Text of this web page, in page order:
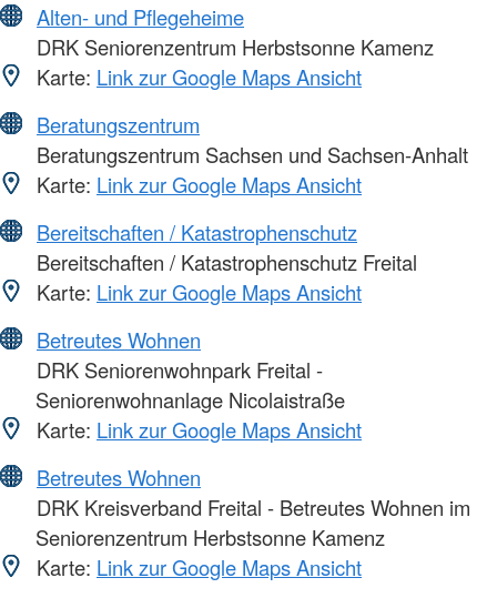
Alten- und Pflegeheime
DRK Seniorenzentrum Herbstsonne Kamenz
Karte: Link zur Google Maps Ansicht
Beratungszentrum
Beratungszentrum Sachsen und Sachsen-Anhalt
Karte: Link zur Google Maps Ansicht
Bereitschaften / Katastrophenschutz
Bereitschaften / Katastrophenschutz Freital
Karte: Link zur Google Maps Ansicht
Betreutes Wohnen
DRK Seniorenwohnpark Freital -
Seniorenwohnanlage Nicolaistraße
Karte: Link zur Google Maps Ansicht
Betreutes Wohnen
DRK Kreisverband Freital - Betreutes Wohnen im
Seniorenzentrum Herbstsonne Kamenz
Karte: Link zur Google Maps Ansicht